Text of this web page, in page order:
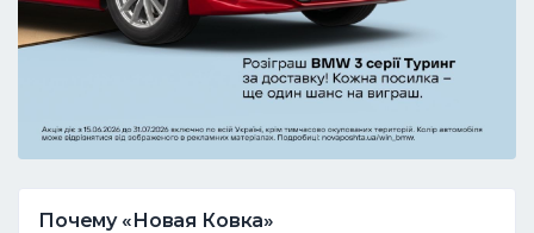
Почему «Новая Ковка»